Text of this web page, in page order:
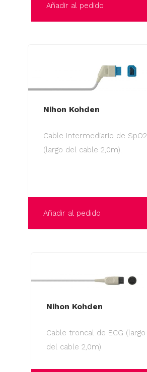
Añadir al pedido
Nihon Kohden
Cable Intermediario de SpO2
(largo del cable 2,0m).
Añadir al pedido
Nihon Kohden
Cable troncal de ECG (largo
del cable 2,0m).